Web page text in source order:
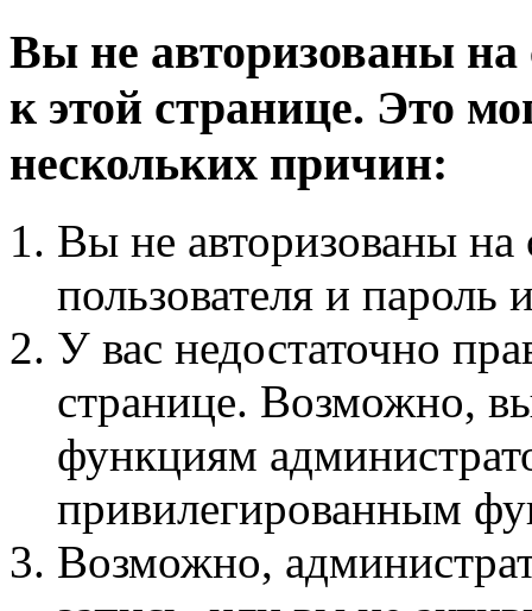
Вы не авторизованы на
к этой странице. Это
нескольких причин:
Вы не авторизованы на
пользователя и пароль
У вас недостаточно
странице. Возможно,
функциям
привилегированным
Возможно,